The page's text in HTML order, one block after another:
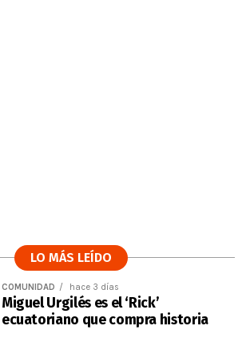
LO MÁS LEÍDO
COMUNIDAD hace 3 días
Miguel Urgilés es el ‘Rick’
ecuatoriano que compra historia